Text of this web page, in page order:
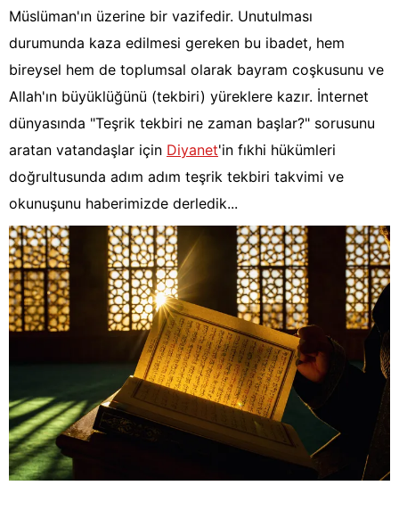
Müslüman'ın üzerine bir vazifedir. Unutulması
durumunda kaza edilmesi gereken bu ibadet, hem
bireysel hem de toplumsal olarak bayram coşkusunu ve
Allah'ın büyüklüğünü (tekbiri) yüreklere kazır. İnternet
dünyasında "Teşrik tekbiri ne zaman başlar?" sorusunu
aratan vatandaşlar için Diyanet'in fıkhi hükümleri
doğrultusunda adım adım teşrik tekbiri takvimi ve
okunuşunu haberimizde derledik...